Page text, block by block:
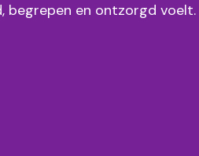
begrepen en ontzorgd voelt.